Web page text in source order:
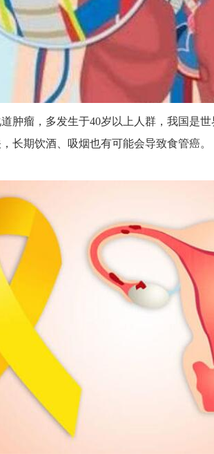
瘤，多发生于40岁以上人群，我国是世
长期饮酒、吸烟也有可能会导致食管癌。